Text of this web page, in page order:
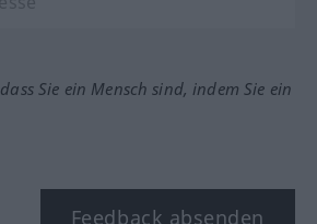
Sie ein Mensch sind, indem Sie ein
Feedback absenden